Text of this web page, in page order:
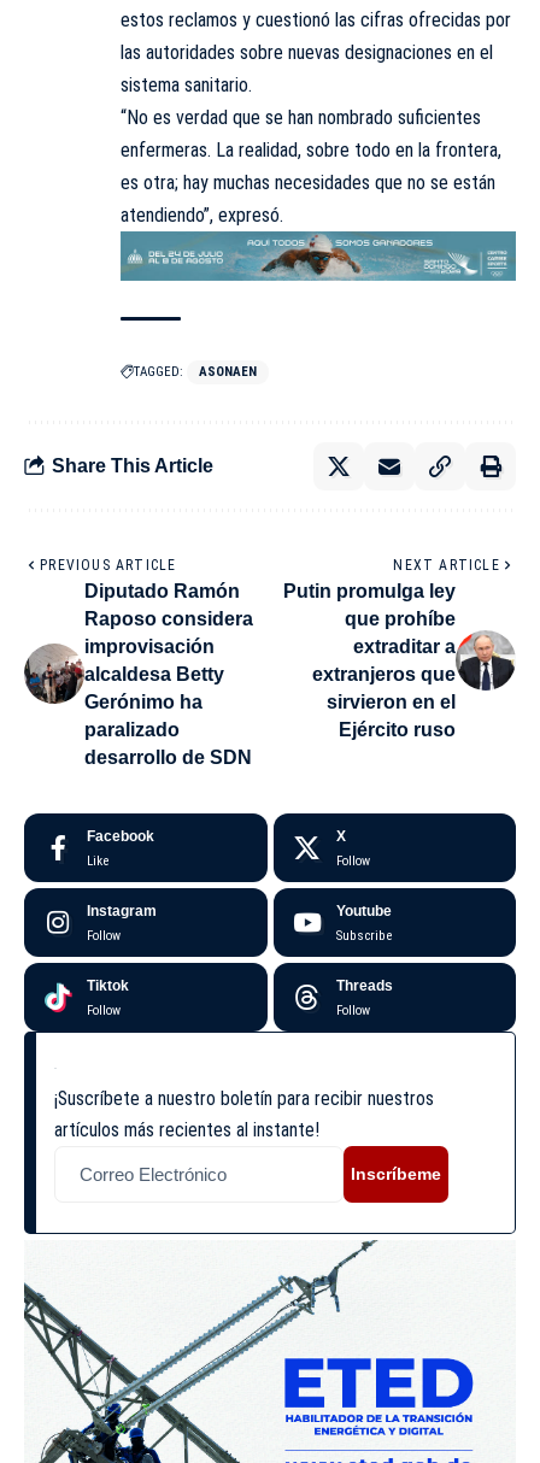
estos reclamos y cuestionó las cifras ofrecidas por
las autoridades sobre nuevas designaciones en el
sistema sanitario.
“No es verdad que se han nombrado suficientes
enfermeras. La realidad, sobre todo en la frontera,
es otra; hay muchas necesidades que no se están
atendiendo”, expresó.
TAGGED: ASONAEN
Share This Article
PREVIOUS ARTICLE
Diputado Ramón
Raposo considera
improvisación
alcaldesa Betty
Gerónimo ha
paralizado
desarrollo de SDN
NEXT ARTICLE
Putin promulga ley
que prohíbe
extraditar a
extranjeros que
sirvieron en el
Ejército ruso
Facebook
Like
X
Follow
Instagram
Follow
Youtube
Subscribe
Tiktok
Follow
Threads
Follow
¡Suscríbete a nuestro boletín para recibir nuestros
artículos más recientes al instante!
Inscríbeme